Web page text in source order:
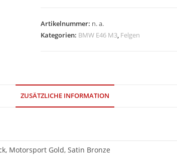
17"
Menge
Artikelnummer: n. a.
Kategorien: BMW E46 M3, Felgen
ZUSÄTZLICHE INFORMATION
Motorsport Gold, Satin Bronze